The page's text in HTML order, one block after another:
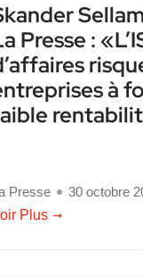
Presse :
à
Presse
30 octobre
Plus